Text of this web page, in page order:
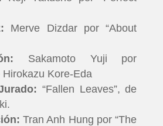
Merve Dizdar por “About
Sakamoto Yuji por
Hirokazu Kore-Eda
“Fallen Leaves”, de
Tran Anh Hung por “The